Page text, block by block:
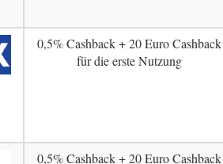
0,5% Cashback + 20 Euro Cashback
für die erste Nutzung
0,5% Cashback + 20 Euro Cashback